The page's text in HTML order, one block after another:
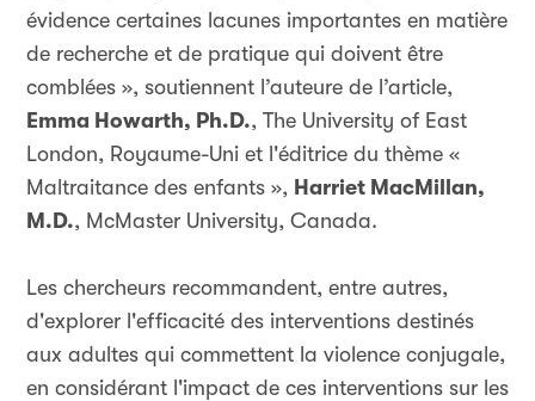
évidence certaines lacunes importantes en matière
de recherche et de pratique qui doivent être
comblées », soutiennent l’auteure de l’article,
Emma Howarth, Ph.D., The University of East
London, Royaume-Uni et l'éditrice du thème «
Maltraitance des enfants », Harriet MacMillan,
M.D., McMaster University, Canada.
Les chercheurs recommandent, entre autres,
d'explorer l'efficacité des interventions destinés
aux adultes qui commettent la violence conjugale,
en considérant l'impact de ces interventions sur les